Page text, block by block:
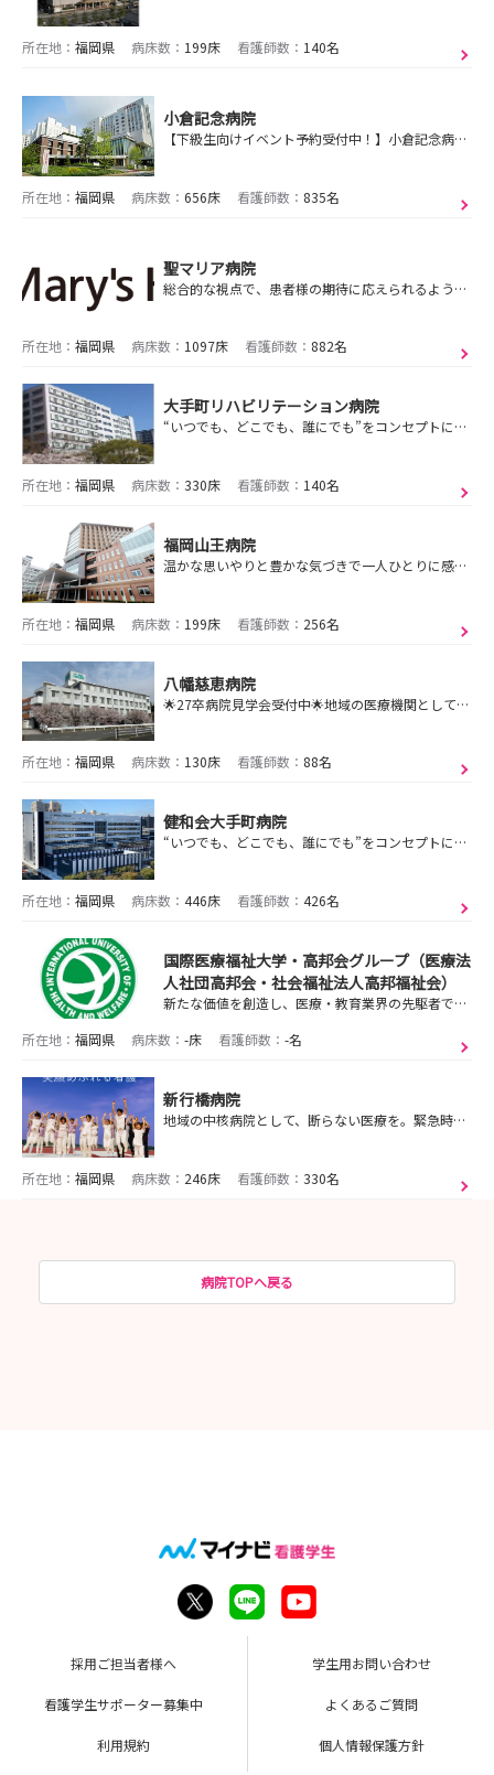
所在地： 福岡県 病床数： 199床 看護師数： 140名
小倉記念病院
【下級生向けイベント予約受付中！】小倉記念病院ってどんな病院？小倉ってどんな町？一人暮らし大丈夫？みなさんの疑問を若手看護師に聞いてみよう！
所在地： 福岡県 病床数： 656床 看護師数： 835名
聖マリア病院
総合的な視点で、患者様の期待に応えられるような看護を提供できる人材の育成を目指します。
所在地： 福岡県 病床数： 1097床 看護師数： 882名
大手町リハビリテーション病院
“いつでも、どこでも、誰にでも”をコンセプトに、地域に根ざした安全・安心の医療を提供します☺
所在地： 福岡県 病床数： 330床 看護師数： 140名
福岡山王病院
温かな思いやりと豊かな気づきで一人ひとりに感動を
所在地： 福岡県 病床数： 199床 看護師数： 256名
八幡慈恵病院
🌟27卒病院見学会受付中🌟地域の医療機関として回復期から在宅医療まで幅広い医療を提供している病院です！年間休日122日／残業ほぼなしでプライベート時間が充実
所在地： 福岡県 病床数： 130床 看護師数： 88名
健和会大手町病院
“いつでも、どこでも、誰にでも”をコンセプトに、地域に根ざした安全・安心の医療を提供する『健和会大手町病院』です。
所在地： 福岡県 病床数： 446床 看護師数： 426名
国際医療福祉大学・高邦会グループ（医療法
人社団高邦会・社会福祉法人高邦福祉会）
新たな価値を創造し、医療・教育業界の先駆者であり続ける
所在地： 福岡県 病床数： -床 看護師数： -名
新行橋病院
地域の中核病院として、断らない医療を。緊急時の高度な対応と、患者様に寄り添った医療を。
所在地： 福岡県 病床数： 246床 看護師数： 330名
病院TOPへ戻る
採用ご担当者様へ 学生用お問い合わせ
看護学生サポーター募集中 よくあるご質問
利用規約 個人情報保護方針